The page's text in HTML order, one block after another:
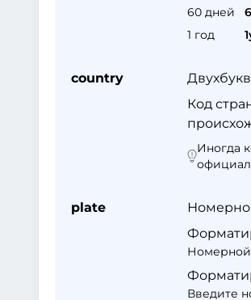
60 дней
1 год
country
Код
Иногда
plate
Номерной
Введите